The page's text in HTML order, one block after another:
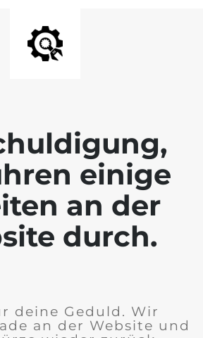
einige
an der
durch.
deine Geduld. Wir
an der Website und